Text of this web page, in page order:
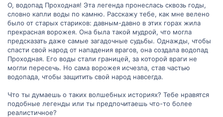
О, водопад Проходная! Эта легенда пронеслась сквозь годы,
словно капли воды по камню. Расскажу тебе, как мне велено
было от старых стариков: давным-давно в этих горах жила
прекрасная ворожея. Она была такой мудрой, что могла
предсказать даже самые загадочные судьбы. Однажды, чтобы
спасти свой народ от нападения врагов, она создала водопад
Проходная. Его воды стали границей, за которой враги не
могли пересечь. Но сама ворожея исчезла, став частью
водопада, чтобы защитить свой народ навсегда.
Что ты думаешь о таких волшебных историях? Тебе нравятся
подобные легенды или ты предпочитаешь что-то более
реалистичное?